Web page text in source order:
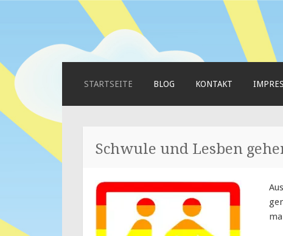
Schwule und Lesben gehen
SPRINGEN
STARTSEITE BLOG KONTAKT
Schwule und Lesben